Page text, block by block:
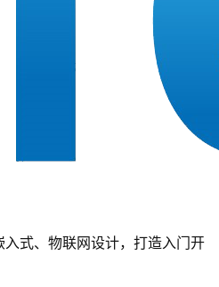
式、物联网设计，打造入门开